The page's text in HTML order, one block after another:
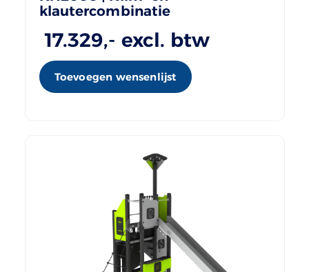
klautercombinatie
17.329,- excl. btw
Toevoegen wensenlijst